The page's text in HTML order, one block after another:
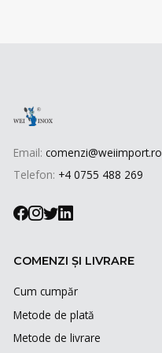
Email: comenzi@weiimport.ro
Telefon: +4 0755 488 269
COMENZI ȘI LIVRARE
Cum cumpăr
Metode de plată
Metode de livrare